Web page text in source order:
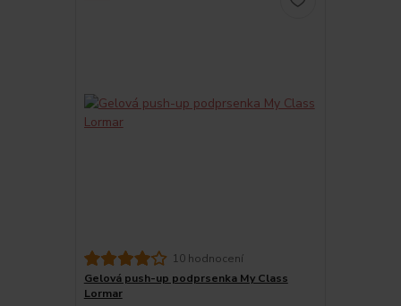
10 hodnocení
Gelová push-up podprsenka My Class
Lormar